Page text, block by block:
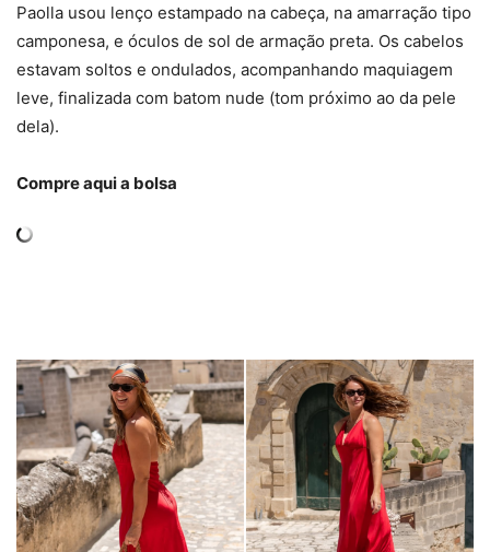
Paolla usou lenço estampado na cabeça, na amarração tipo
camponesa, e óculos de sol de armação preta. Os cabelos
estavam soltos e ondulados, acompanhando maquiagem
leve, finalizada com batom nude (tom próximo ao da pele
dela).
Compre aqui a bolsa